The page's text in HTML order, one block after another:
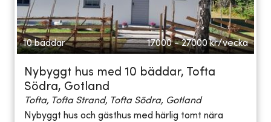
10 bäddar 17000 - 27000 kr/vecka
Nybyggt hus med 10 bäddar, Tofta
Södra, Gotland
Tofta, Tofta Strand, Tofta Södra, Gotland
Nybyggt hus och gästhus med härlig tomt nära